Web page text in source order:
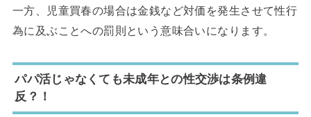
一方、児童買春の場合は金銭など対価を発生させて性行
為に及ぶことへの罰則という意味合いになります。
パパ活じゃなくても未成年との性交渉は条例違
反？！